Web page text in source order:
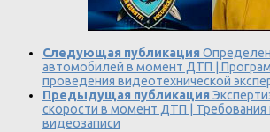
Следующая публикация
автомобилей в момент ДТП |
проведения видеотехнической
Предыдущая публикация
скорости в момент ДТП | Требования
видеозаписи